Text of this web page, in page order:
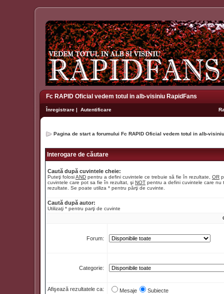
Fc RAPID Oficial vedem totul in alb-visiniu RapidFans
Înregistrare | Autentificare
Pagina de start a forumului Fc RAPID Oficial vedem totul in alb-
Interogare de căutare
Caută după cuvintele cheie:
Puteţi folosiAND pentru a defini cuvintele ce trebuie să fie în rezultate, OR
cuvintele care pot sa fie în rezultat, şi NOT pentru a defini cuvintele care nu
rezultate. Se poate utiliza * pentru părţi de cuvinte.
Caută după autor:
Utilizaţi * pentru parţi de cuvinte
Forum:
Categorie:
Afişează rezultatele ca: Mesaje Subiecte